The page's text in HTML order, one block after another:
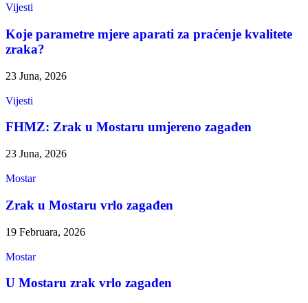
Vijesti
Koje parametre mjere aparati za praćenje kvalitete
zraka?
23 Juna, 2026
Vijesti
FHMZ: Zrak u Mostaru umjereno zagađen
23 Juna, 2026
Mostar
Zrak u Mostaru vrlo zagađen
19 Februara, 2026
Mostar
U Mostaru zrak vrlo zagađen